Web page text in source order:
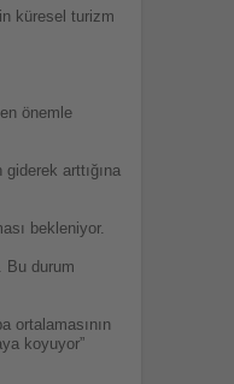
küresel turizm
önemle
arttığına
bekleniyor.
Bu durum
ortalamasının
koyuyor”